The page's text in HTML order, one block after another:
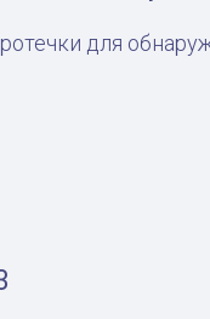
для